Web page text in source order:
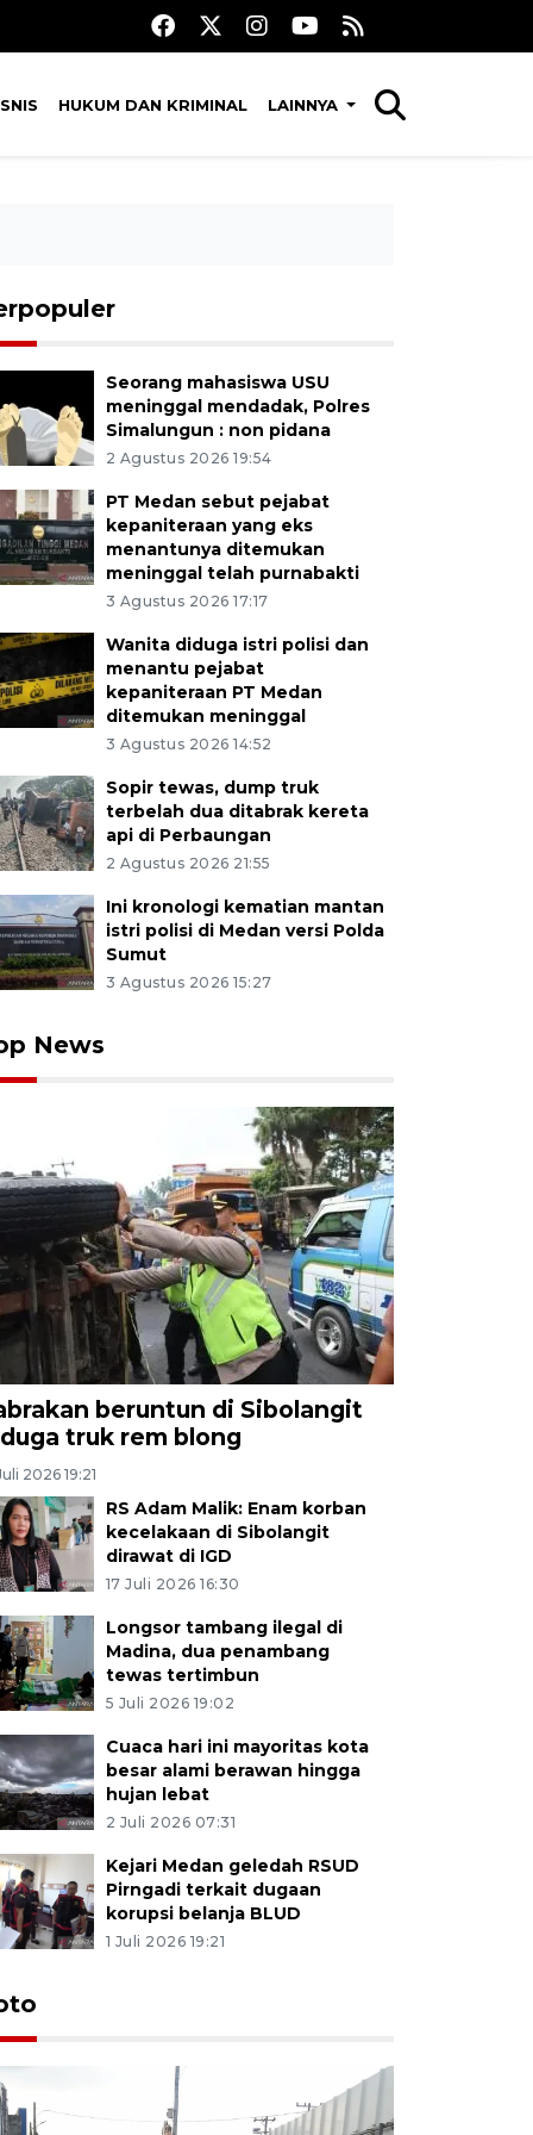
HUKUM DAN KRIMINAL LAINNYA
Seorang mahasiswa USU
meninggal mendadak, Polres
Simalungun : non pidana
2 Agustus 2026 19:54
PT Medan sebut pejabat
kepaniteraan yang eks
menantunya ditemukan
meninggal telah purnabakti
3 Agustus 2026 17:17
Wanita diduga istri polisi dan
menantu pejabat
kepaniteraan PT Medan
ditemukan meninggal
3 Agustus 2026 14:52
Sopir tewas, dump truk
terbelah dua ditabrak kereta
api di Perbaungan
2 Agustus 2026 21:55
Ini kronologi kematian mantan
istri polisi di Medan versi Polda
Sumut
3 Agustus 2026 15:27
News
beruntun di Sibolangit
truk rem blong
2026 19:21
RS Adam Malik: Enam korban
kecelakaan di Sibolangit
dirawat di IGD
17 Juli 2026 16:30
Longsor tambang ilegal di
Madina, dua penambang
tewas tertimbun
5 Juli 2026 19:02
Cuaca hari ini mayoritas kota
besar alami berawan hingga
hujan lebat
2 Juli 2026 07:31
Kejari Medan geledah RSUD
Pirngadi terkait dugaan
korupsi belanja BLUD
1 Juli 2026 19:21